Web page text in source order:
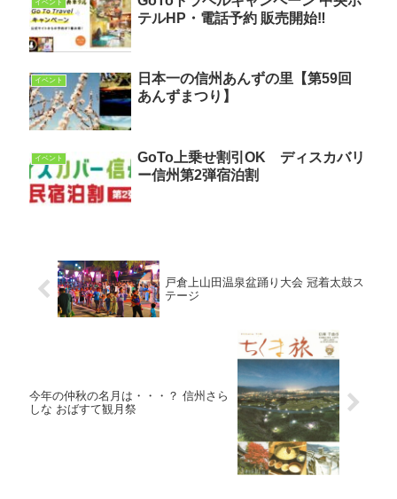
イベント
テルHP・電話予約 販売開始‼
イベント
日本一の信州あんずの里【第59回
あんずまつり】
イベント
GoTo上乗せ割引OK ディスカバリ
ー信州第2弾宿泊割
戸倉上山田温泉盆踊り大会 冠着太鼓ス
テージ
今年の仲秋の名月は・・・？ 信州さら
しな おばすて観月祭